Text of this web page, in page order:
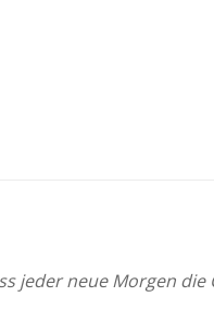
jeder neue Morgen die